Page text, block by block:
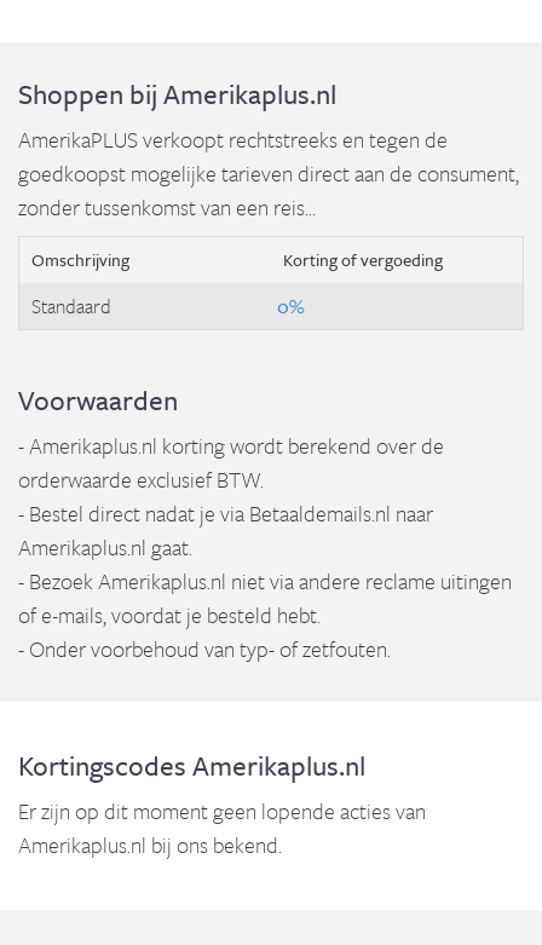
Shoppen bij Amerikaplus.nl
AmerikaPLUS verkoopt rechtstreeks en tegen de
goedkoopst mogelijke tarieven direct aan de consument,
zonder tussenkomst van een reis...
Omschrijving Korting of vergoeding
Standaard 0%
Voorwaarden
- Amerikaplus.nl korting wordt berekend over de
orderwaarde exclusief BTW.
- Bestel direct nadat je via Betaaldemails.nl naar
Amerikaplus.nl gaat.
- Bezoek Amerikaplus.nl niet via andere reclame uitingen
of e-mails, voordat je besteld hebt.
- Onder voorbehoud van typ- of zetfouten.
Kortingscodes Amerikaplus.nl
Er zijn op dit moment geen lopende acties van
Amerikaplus.nl bij ons bekend.